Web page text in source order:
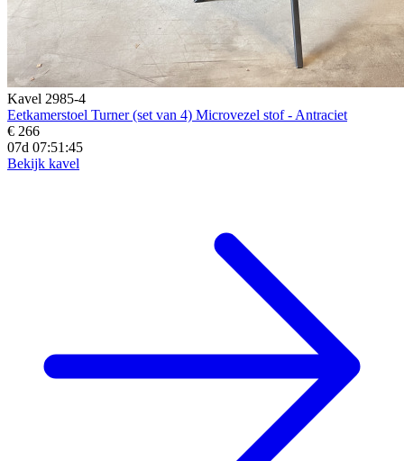
Kavel 2985-4
Eetkamerstoel Turner (set van 4) Microvezel stof - Antraciet
€ 266
07d 07:51:43
Bekijk kavel